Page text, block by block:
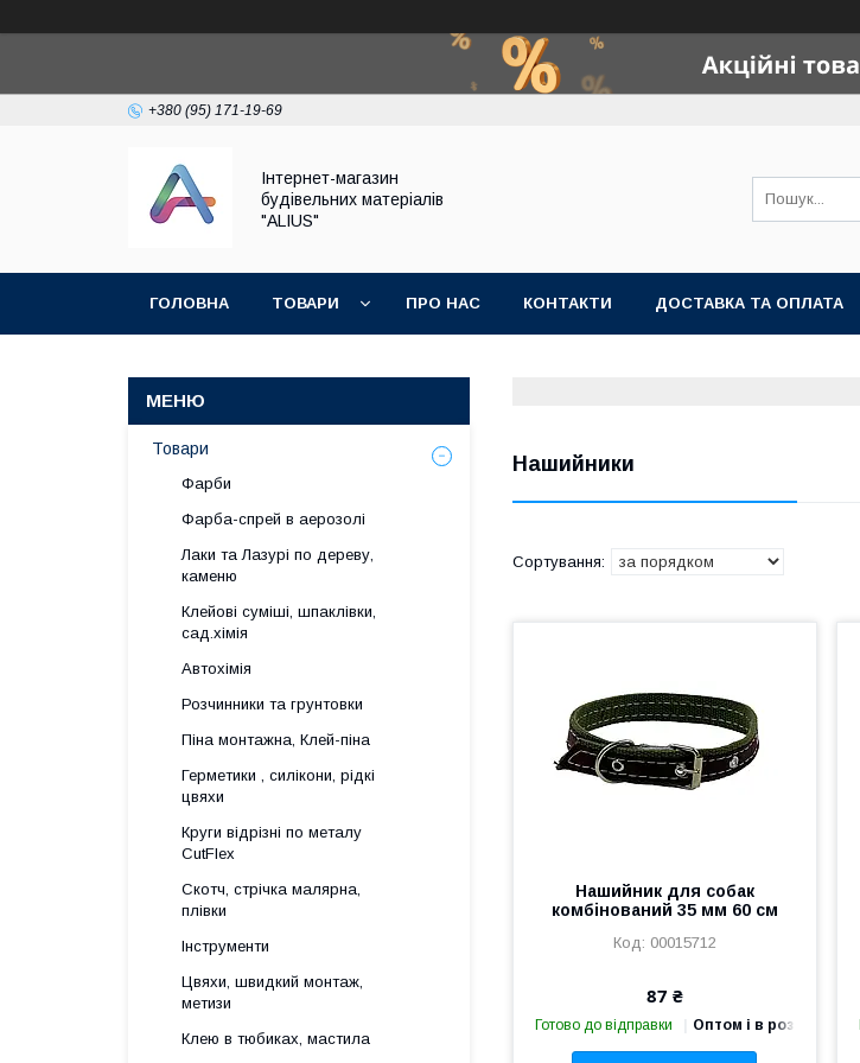
+380 (95) 171-19-69
Інтернет-магазин
будівельних матеріалів
"ALIUS"
ГОЛОВНА ТОВАРИ ПРО НАС КОНТАКТИ ДОСТАВКА ТА ОПЛАТА
Нашийники
Нашийник для собак
комбінований 35 мм 60 см
00015712
87 ₴
Готово до відправки Оптом і в роздріб
Товари
Фарби
Фарба-спрей в аерозолі
Лаки та Лазурі по дереву,
каменю
Клейові суміші, шпаклівки,
сад.хімія
Автохімія
Розчинники та грунтовки
Піна монтажна, Клей-піна
Герметики , силікони, рідкі
цвяхи
Круги відрізні по металу
CutFlex
Скотч, стрічка малярна,
плівки
Інструменти
Цвяхи, швидкий монтаж,
метизи
Клею в тюбиках, мастила